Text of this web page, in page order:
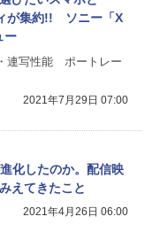
が集約!! ソニー「X
ー
連写性能 ポートレー
2021年7月29日 07:00
化したのか。配信映
えてきたこと
2021年4月26日 06:00